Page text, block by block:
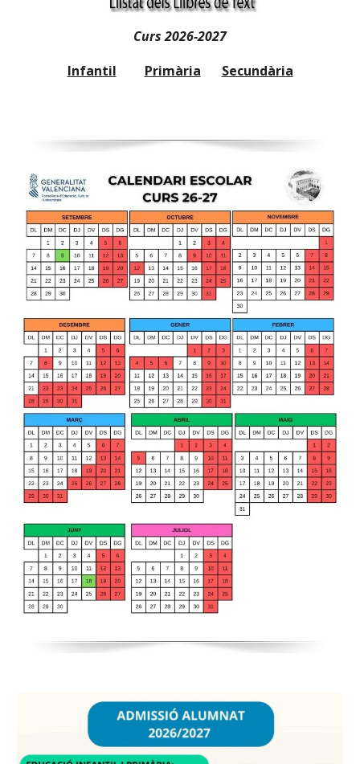
Curs 2026-2027
Infantil
Primària Secundària